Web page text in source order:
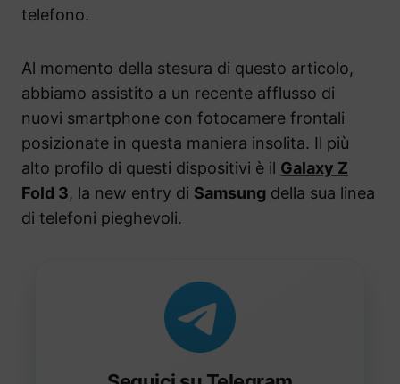
telefono.
Al momento della stesura di questo articolo,
abbiamo assistito a un recente afflusso di
nuovi smartphone con fotocamere frontali
posizionate in questa maniera insolita. Il più
alto profilo di questi dispositivi è il Galaxy Z
Fold 3, la new entry di Samsung della sua linea
di telefoni pieghevoli.